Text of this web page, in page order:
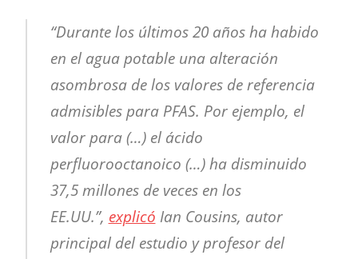
“Durante los últimos 20 años ha habido
en el agua potable una alteración
asombrosa de los valores de referencia
admisibles para PFAS. Por ejemplo, el
valor para (…) el ácido
perfluorooctanoico (…) ha disminuido
37,5 millones de veces en los
EE.UU.”, explicó Ian Cousins, autor
principal del estudio y profesor del